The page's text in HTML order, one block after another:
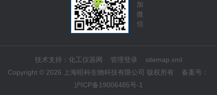
加
微
信
技术支持： 化工仪器网 管理登录
sitemap.xml
Copyright © 2026 上海晅科生物科技有限公司 版权所有 备案号：
沪ICP备19006485号-1